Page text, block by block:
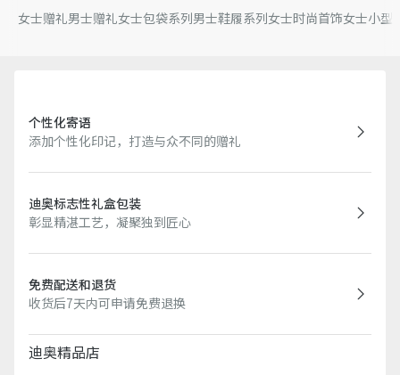
女士赠礼男士赠礼女士包袋系列男士鞋履系列女士时尚首饰女士小型
个性化寄语
添加个性化印记，打造与众不同的赠礼
迪奥标志性礼盒包装
彰显精湛工艺，凝聚独到匠心
免费配送和退货
收货后7天内可申请免费退换
迪奥精品店